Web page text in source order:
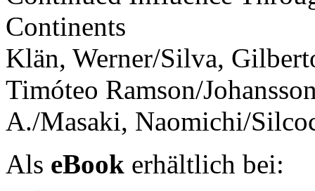
Continents
Klän, Werner/Silva,
Timóteo Ramson/
A./Masaki, Naomichi/
Als eBook erhältlich bei: